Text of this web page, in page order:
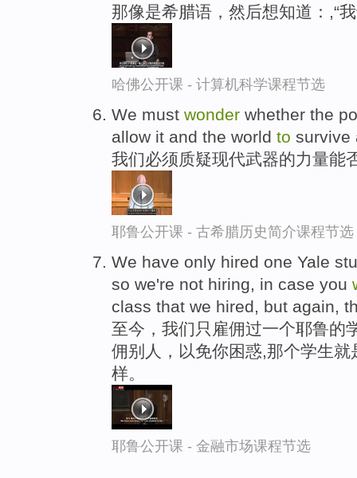
那像是希腊语，然后想知道：,“
哈佛公开课 - 计算机科学课程节选
We must wonder whether the
allow it and the world to
我们必须质疑现代武器的力量能
耶鲁公开课 - 古希腊历史简介课程节选
We have only hired one Yale
so we're not hiring, in case you
class that we hired, but again,
至今，我们只雇佣过一个耶鲁的
佣别人，以免你困惑,那个学生
样。
耶鲁公开课 - 金融市场课程节选